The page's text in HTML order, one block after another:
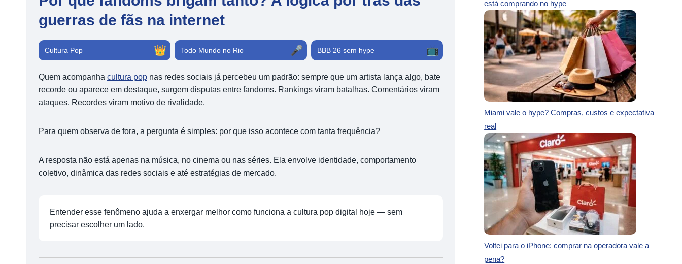
guerras de fãs na internet
Cultura Pop 👑 Todo Mundo no Rio 🎤 BBB 26 sem hype 📺
Quem acompanha cultura pop nas redes sociais já percebeu um padrão: sempre que um artista lança algo, bate
recorde ou aparece em destaque, surgem disputas entre fandoms. Rankings viram batalhas. Comentários viram
ataques. Recordes viram motivo de rivalidade.
Para quem observa de fora, a pergunta é simples: por que isso acontece com tanta frequência?
A resposta não está apenas na música, no cinema ou nas séries. Ela envolve identidade, comportamento
coletivo, dinâmica das redes sociais e até estratégias de mercado.
Entender esse fenômeno ajuda a enxergar melhor como funciona a cultura pop digital hoje — sem
precisar escolher um lado.
está comprando no hype
Miami vale o hype? Compras, custos e expectativa
real
Voltei para o iPhone: comprar na operadora vale a
pena?